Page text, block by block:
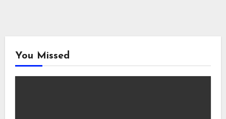
You Missed